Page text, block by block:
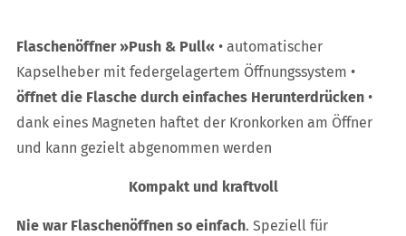
Flaschenöffner »Push & Pull« • automatischer
Kapselheber mit federgelagertem Öffnungssystem •
öffnet die Flasche durch einfaches Herunterdrücken •
dank eines Magneten haftet der Kronkorken am Öffner
und kann gezielt abgenommen werden
Kompakt und kraftvoll
Nie war Flaschenöffnen so einfach. Speziell für